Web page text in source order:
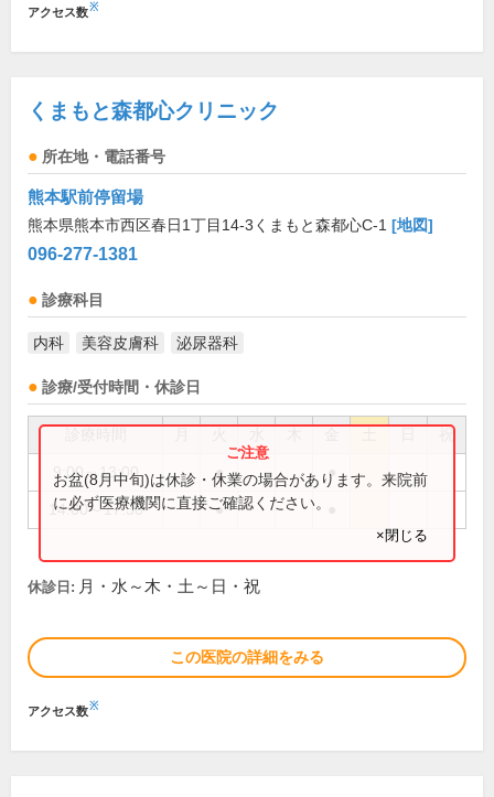
アクセス数※
くまもと森都心クリニック
所在地・電話番号
熊本駅前停留場
熊本県熊本市西区春日1丁目14-3くまもと森都心C-1 [地図]
096-277-1381
診療科目
内科 美容皮膚科 泌尿器科
診療/受付時間・休診日
祝
9:00～13:00 ● ●
14:00～17:30 ●
お盆(8月中旬)は休診・休業の場合があります。来院前
に必ず医療機関に直接ご確認ください。
×閉じる
休診日: 月・水～木・土～日・祝
この医院の詳細をみる
アクセス数※